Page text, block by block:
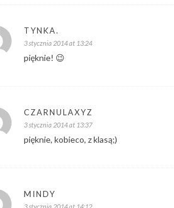
TYNKA.
3 stycznia 2014 at 13:24
pięknie! 😉
CZARNULAXYZ
3 stycznia 2014 at 13:37
pięknie, kobieco, z klasą;)
MINDY
3 stycznia 2014 at 14:12